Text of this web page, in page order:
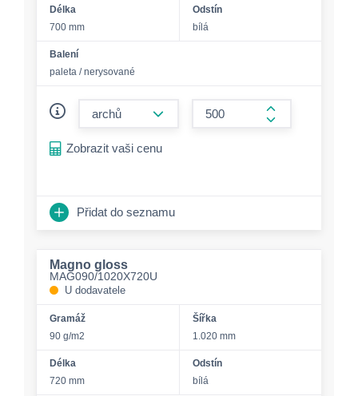
Délka
700 mm
Odstín
bílá
Balení
paleta / nerysované
form.increase-
Zobrazit vaši cenu
Přidat do seznamu
Magno gloss
MAG090/1020X720U
U dodavatele
Gramáž
90 g/m2
Šířka
1.020 mm
Délka
720 mm
Odstín
bílá